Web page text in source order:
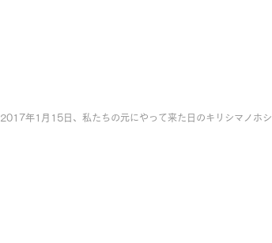
2017年1月15日、私たちの元にやって来た日のキリシマノホシ